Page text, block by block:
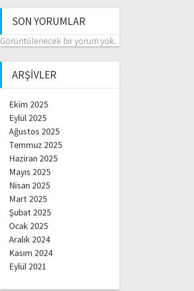
SON YORUMLAR
Görüntülenecek bir yorum yok.
ARŞIVLER
Ekim 2025
Eylül 2025
Ağustos 2025
Temmuz 2025
Haziran 2025
Mayıs 2025
Nisan 2025
Mart 2025
Şubat 2025
Ocak 2025
Aralık 2024
Kasım 2024
Eylül 2021